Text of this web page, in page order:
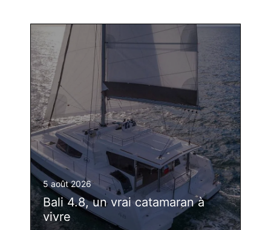
5 août 2026
Bali 4.8, un vrai catamaran à
vivre